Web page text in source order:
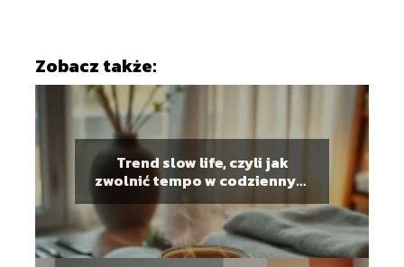
Zobacz także:
Trend slow life, czyli jak
zwolnić tempo w codziennym
biegu?